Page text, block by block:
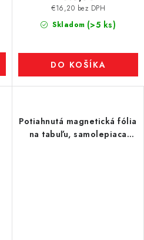
Skladom (>5 ks)
€16,20 bez DPH
DO KOŠÍKA
Potiahnutá magnetická fólia
na tabuľu, samolepiaca